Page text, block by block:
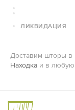
ЛИКВИДАЦИЯ
Доставим шторы в
Находка и в любую